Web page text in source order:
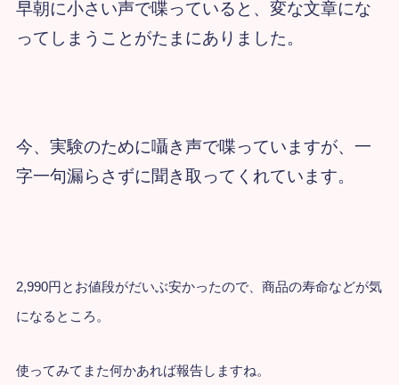
早朝に小さい声で喋っていると、変な文章にな
ってしまうことがたまにありました。
今、実験のために囁き声で喋っていますが、一
字一句漏らさずに聞き取ってくれています。
2,990円とお値段がだいぶ安かったので、商品の寿命などが気
になるところ。
使ってみてまた何かあれば報告しますね。